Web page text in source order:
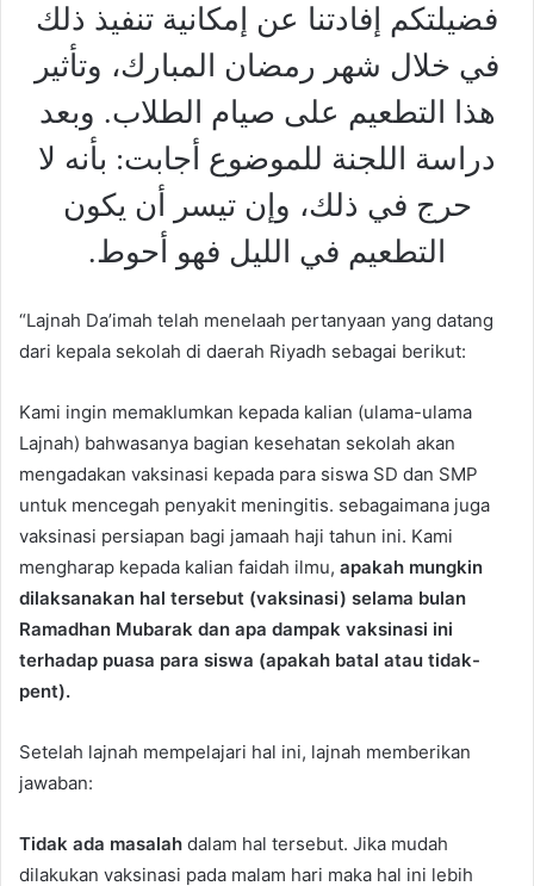
فضيلتكم إفادتنا عن إمكانية تنفيذ ذلك
في خلال شهر رمضان المبارك، وتأثير
هذا التطعيم على صيام الطلاب. وبعد
دراسة اللجنة للموضوع أجابت: بأنه لا
حرج في ذلك، وإن تيسر أن يكون
التطعيم في الليل فهو أحوط.
“Lajnah Da’imah telah menelaah pertanyaan yang datang
dari kepala sekolah di daerah Riyadh sebagai berikut:
Kami ingin memaklumkan kepada kalian (ulama-ulama
Lajnah) bahwasanya bagian kesehatan sekolah akan
mengadakan vaksinasi kepada para siswa SD dan SMP
untuk mencegah penyakit meningitis. sebagaimana juga
vaksinasi persiapan bagi jamaah haji tahun ini. Kami
mengharap kepada kalian faidah ilmu, apakah mungkin
dilaksanakan hal tersebut (vaksinasi) selama bulan
Ramadhan Mubarak dan apa dampak vaksinasi ini
terhadap puasa para siswa (apakah batal atau tidak-
pent).
Setelah lajnah mempelajari hal ini, lajnah memberikan
jawaban:
Tidak ada masalah dalam hal tersebut. Jika mudah
dilakukan vaksinasi pada malam hari maka hal ini lebih